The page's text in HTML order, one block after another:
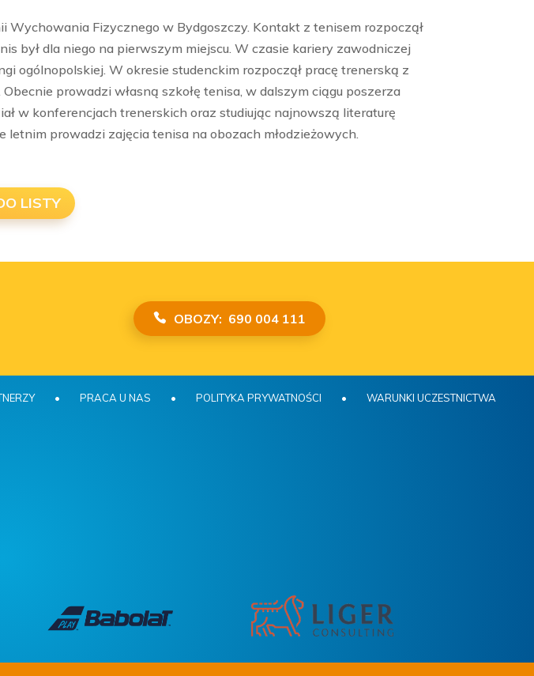
Wychowania Fizycznego w Bydgoszczy. Kontakt z tenisem rozpoczął
był dla niego na pierwszym miejscu. W czasie kariery zawodniczej
ogólnopolskiej. W okresie studenckim rozpoczął pracę trenerską z
Obecnie prowadzi własną szkołę tenisa, w dalszym ciągu poszerza
w konferencjach trenerskich oraz studiując najnowszą literaturę
letnim prowadzi zajęcia tenisa na obozach młodzieżowych.
LISTY
OBOZY: 690 004 111
• PRACA U NAS • POLITYKA PRYWATNOŚCI • WARUNKI UCZESTNICTWA